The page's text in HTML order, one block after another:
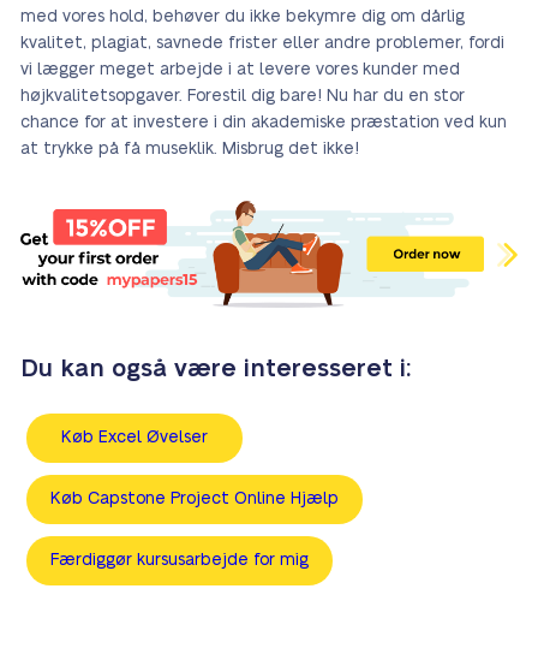
med vores hold, behøver du ikke bekymre dig om dårlig
kvalitet, plagiat, savnede frister eller andre problemer, fordi
vi lægger meget arbejde i at levere vores kunder med
højkvalitetsopgaver. Forestil dig bare! Nu har du en stor
chance for at investere i din akademiske præstation ved kun
at trykke på få museklik. Misbrug det ikke!
Du kan også være interesseret i:
Køb Excel Øvelser
Køb Capstone Project Online Hjælp
Færdiggør kursusarbejde for mig